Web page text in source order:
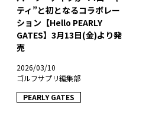
ティ”と初となるコラボレー
ション【Hello PEARLY
GATES】3月13日(金)より発
売
2026/03/10
ゴルフサプリ編集部
PEARLY GATES